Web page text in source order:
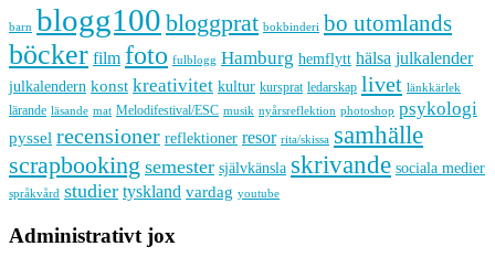
barn blogg100 bloggprat bokbinderi bo utomlands
böcker film foto fulblogg Hamburg hemflytt hälsa julkalender
julkalendern konst kreativitet kultur kursprat ledarskap livet länkkärlek
lärande läsande mat Melodifestival/ESC musik nyårsreflektion photoshop psykologi
pyssel recensioner reflektioner resor rita/skissa samhälle
scrapbooking semester självkänsla skrivande sociala medier
språkvård studier tyskland vardag youtube
Administrativt jox